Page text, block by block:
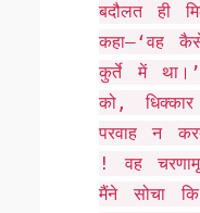
बदौलत ही
कहा–‘वह
कुर्ते में
को,
परवाह न
! वह
मैंने सोचा